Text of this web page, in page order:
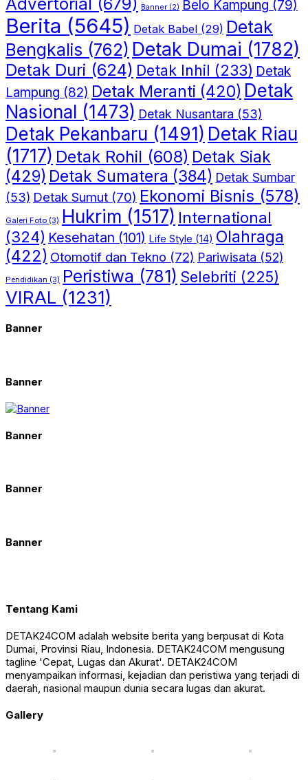
Banner (2) Belo Kampung (79)
Berita (5645) Detak Babel (29) Detak
Bengkalis (762) Detak Dumai (1782)
Detak Duri (624) Detak Inhil (233) Detak
Lampung (82) Detak Meranti (420) Detak
Nasional (1473) Detak Nusantara (53)
Detak Pekanbaru (1491) Detak Riau
(1717) Detak Rohil (608) Detak Siak
(429) Detak Sumatera (384) Detak Sumbar
(53) Detak Sumut (70) Ekonomi Bisnis (578)
Galeri Foto (3) Hukrim (1517) International
(324) Kesehatan (101) Life Style (14) Olahraga
(422) Otomotif dan Tekno (72) Pariwisata (52)
Pendidikan (3) Peristiwa (781) Selebriti (225)
VIRAL (1231)
Banner
Banner
Banner
Banner
Banner
Tentang Kami
DETAK24COM adalah website berita yang berpusat di Kota
Dumai, Provinsi Riau, Indonesia. DETAK24COM mengusung
tagline 'Cepat, Lugas dan Akurat'. DETAK24COM
menyampaikan informasi, kejadian dan peristiwa yang terjadi di
daerah, nasional maupun dunia secara lugas dan akurat.
Gallery